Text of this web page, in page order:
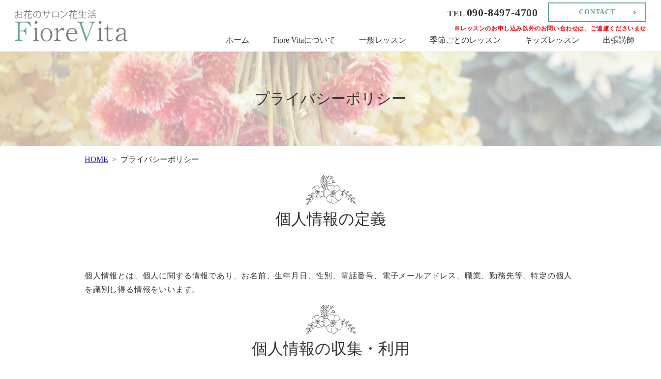
TEL 090-8497-4700 CONTACT
※レッスンのお申し込み以外のお問い合わせは、ご遠慮くださいませ
ホーム Fiore Vitaについて 一般レッスン 季節ごとのレッスン キッズレッスン 出張講師
プライバシーポリシー
HOME プライバシーポリシー
個人情報の定義
個人情報とは、個人に関する情報であり、お名前、生年月日、性別、電話番号、電子メールアドレス、職業、勤務先等、特定の個人
を識別し得る情報をいいます。
個人情報の収集・利用